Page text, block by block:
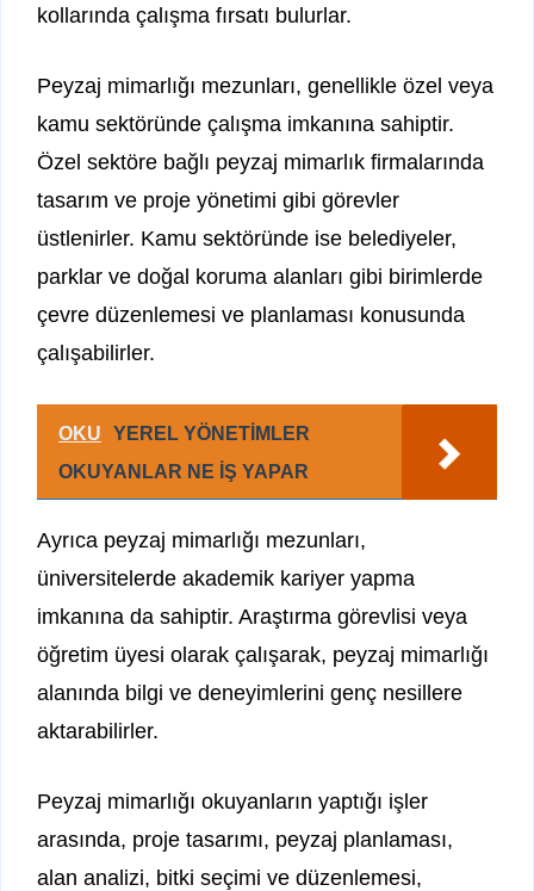
kollarında çalışma fırsatı bulurlar.
Peyzaj mimarlığı mezunları, genellikle özel veya
kamu sektöründe çalışma imkanına sahiptir.
Özel sektöre bağlı peyzaj mimarlık firmalarında
tasarım ve proje yönetimi gibi görevler
üstlenirler. Kamu sektöründe ise belediyeler,
parklar ve doğal koruma alanları gibi birimlerde
çevre düzenlemesi ve planlaması konusunda
çalışabilirler.
OKU
YEREL YÖNETİMLER
OKUYANLAR NE İŞ YAPAR
Ayrıca peyzaj mimarlığı mezunları,
üniversitelerde akademik kariyer yapma
imkanına da sahiptir. Araştırma görevlisi veya
öğretim üyesi olarak çalışarak, peyzaj mimarlığı
alanında bilgi ve deneyimlerini genç nesillere
aktarabilirler.
Peyzaj mimarlığı okuyanların yaptığı işler
arasında, proje tasarımı, peyzaj planlaması,
alan analizi, bitki seçimi ve düzenlemesi,